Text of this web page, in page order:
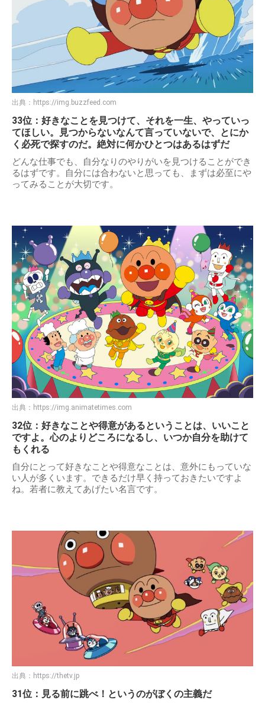
出典： https://img.buzzfeed.com
33位：好きなことを見つけて、それを一生、やっていっ
てほしい。見つからないなんて言っていないで、とにか
く必死で探すのだ。絶対に何かひとつはあるはずだ
どんな仕事でも、自分なりのやりがいを見つけることができ
るはずです。自分には合わないと思っても、まずは必至にや
ってみることが大切です。
出典： https://img.animatetimes.com
32位：好きなことや得意があるということは、いいこと
ですよ。心のよりどころになるし、いつか自分を助けて
もくれる
自分にとって好きなことや得意なことは、意外にもっていな
い人が多くいます。できるだけ早く持っておきたいですよ
ね。若者に教えてあげたい名言です。
出典： https://thetv.jp
31位：見る前に跳べ！というのがぼくの主義だ